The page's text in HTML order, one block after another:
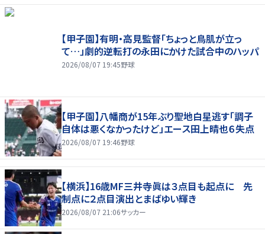
【甲子園】有明・高見監督「ちょっと鳥肌が立っ
て…」劇的逆転打の永田にかけた試合中のハッパ
2026/08/07 19:45野球
【甲子園】八幡商が15年ぶり聖地白星逃す「調子
自体は悪くなかったけど」エース田上晴也６失点
2026/08/07 19:46野球
【横浜】16歳MF三井寺眞は３点目も起点に 先
制点に２点目演出とまばゆい輝き
2026/08/07 21:06サッカー